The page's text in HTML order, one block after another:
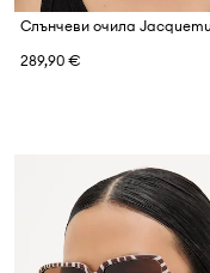
289,90 €